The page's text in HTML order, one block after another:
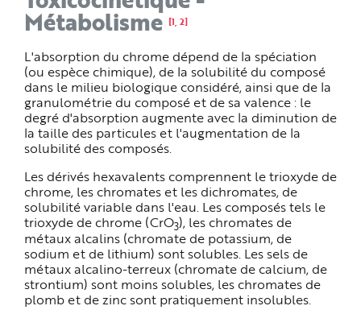
Métabolisme [1, 2]
L'absorption du chrome dépend de la spéciation
(ou espèce chimique), de la solubilité du composé
dans le milieu biologique considéré, ainsi que de la
granulométrie du composé et de sa valence : le
degré d'absorption augmente avec la diminution de
la taille des particules et l'augmentation de la
solubilité des composés.
Les dérivés hexavalents comprennent le trioxyde de
chrome, les chromates et les dichromates, de
solubilité variable dans l'eau. Les composés tels le
trioxyde de chrome (CrO3), les chromates de
métaux alcalins (chromate de potassium, de
sodium et de lithium) sont solubles. Les sels de
métaux alcalino-terreux (chromate de calcium, de
strontium) sont moins solubles, les chromates de
plomb et de zinc sont pratiquement insolubles.